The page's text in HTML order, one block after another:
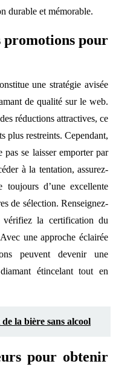
durable et mémorable.
promotions pour
une stratégie avisée
de qualité sur le web.
réductions attractives, ce
plus restreints. Cependant,
se laisser emporter par
à la tentation, assurez-
d’une excellente
de sélection. Renseignez-
la certification du
une approche éclairée
peuvent devenir une
étincelant tout en
la bière sans alcool
pour obtenir